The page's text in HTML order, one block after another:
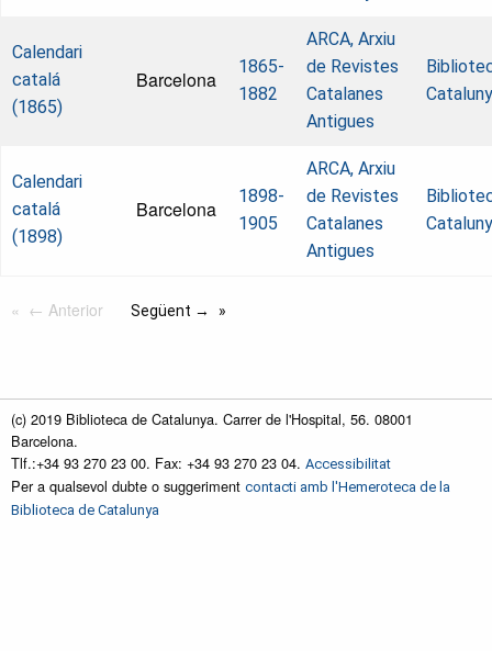
Calendari
catalá
(1865)
Barcelona
1865-
1882
ARCA, Arxiu
de Revistes
Catalanes
Antigues
Calendari
catalá
(1898)
Barcelona
1898-
1905
ARCA, Arxiu
de Revistes
Catalanes
Antigues
← Anterior Següent →
(c) 2019 Biblioteca de Catalunya. Carrer de l'Hospital, 56. 08001
Barcelona.
Tlf.:+34 93 270 23 00. Fax: +34 93 270 23 04. Accessibilitat
Per a qualsevol dubte o suggeriment contacti amb l'Hemeroteca de la
Biblioteca de Catalunya